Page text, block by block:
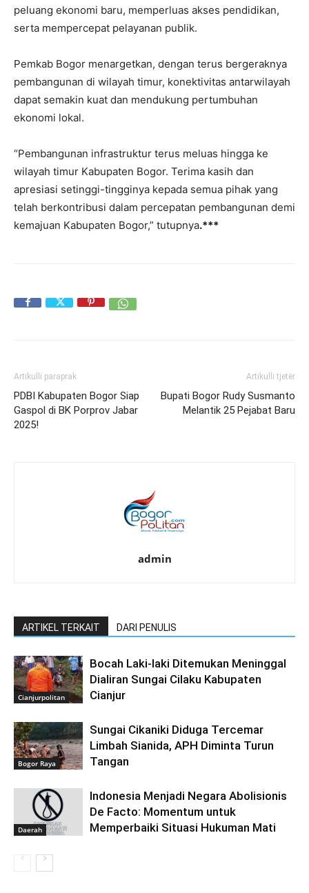
peluang ekonomi baru, memperluas akses pendidikan,
serta mempercepat pelayanan publik.
Pemkab Bogor menargetkan, dengan terus bergeraknya
pembangunan di wilayah timur, konektivitas antarwilayah
dapat semakin kuat dan mendukung pertumbuhan
ekonomi lokal.
“Pembangunan infrastruktur terus meluas hingga ke
wilayah timur Kabupaten Bogor. Terima kasih dan
apresiasi setinggi-tingginya kepada semua pihak yang
telah berkontribusi dalam percepatan pembangunan demi
kemajuan Kabupaten Bogor,” tutupnya.***
Artikulli paraprak
PDBI Kabupaten Bogor Siap
Gaspol di BK Porprov Jabar
2025!
Artikulli tjetër
Bupati Bogor Rudy Susmanto
Melantik 25 Pejabat Baru
admin
ARTIKEL TERKAIT DARI PENULIS
Cianjurpolitan
Bocah Laki-laki Ditemukan Meninggal
Dialiran Sungai Cilaku Kabupaten
Cianjur
Bogor Raya
Sungai Cikaniki Diduga Tercemar
Limbah Sianida, APH Diminta Turun
Tangan
Daerah
‎Indonesia Menjadi Negara Abolisionis
De Facto: Momentum untuk
Memperbaiki Situasi Hukuman Mati